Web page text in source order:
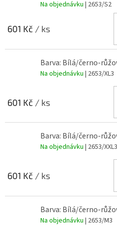
Na objednávku | 2653/S2
601 Kč / ks
Barva: Bílá/černo-
Na objednávku | 2653/XL3
601 Kč / ks
Barva: Bílá/černo-
Na objednávku | 2653/XXL3
601 Kč / ks
Barva: Bílá/černo-
Na objednávku | 2653/M3